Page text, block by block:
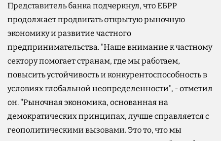
Представитель банка подчеркнул, что ЕБРР
продолжает продвигать открытую рыночную
экономику и развитие частного
предпринимательства. "Наше внимание к частному
сектору помогает странам, где мы работаем,
повысить устойчивость и конкурентоспособность в
условиях глобальной неопределенности", - отметил
он. "Рыночная экономика, основанная на
демократических принципах, лучше справляется с
геополитическими вызовами. Это то, что мы